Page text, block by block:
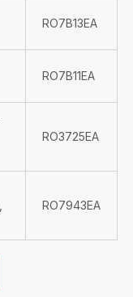
RO7B13EA
RO7B11EA
RO3725EA
RO7943EA